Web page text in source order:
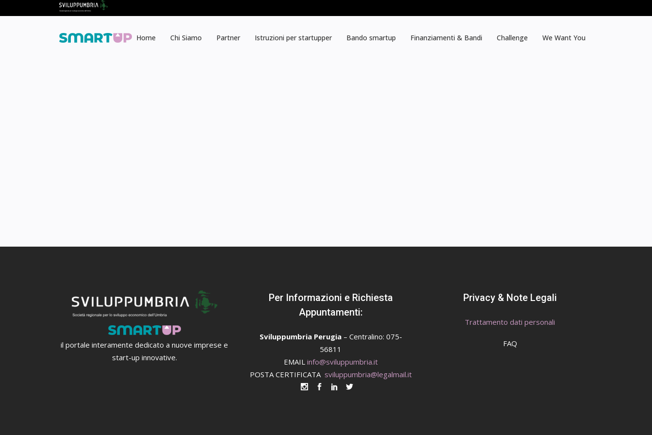
Home Chi Siamo Partner Istruzioni per startupper Bando smartup Finanziamenti & Bandi Challenge We Want You
No posts were found.
il portale interamente dedicato a nuove imprese e
start-up innovative.
Per Informazioni e Richiesta
Appuntamenti:
Sviluppumbria Perugia– Centralino: 075-
56811
EMAIL info@sviluppumbria.it
POSTA CERTIFICATA sviluppumbria@legalmail.it
Privacy & Note Legali
Trattamento dati personali
FAQ